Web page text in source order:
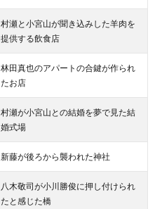
村瀬と小宮山が聞き込みした羊肉を
提供する飲食店
林田真也のアパートの合鍵が作られ
たお店
村瀬が小宮山との結婚を夢で見た結
婚式場
新藤が後ろから襲われた神社
八木敬司が小川勝俊に押し付けられ
たと感じた橋